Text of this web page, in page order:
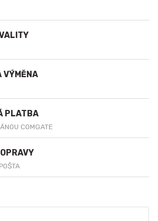
VÝMĚNA
PLATBA
COMGATE